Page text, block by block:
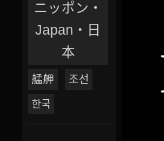
ニッポン‧
Japan‧日
本
艋舺 조선
한국